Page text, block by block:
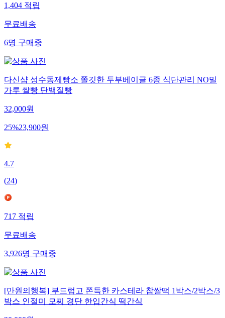
1,404적립
무료배송
6명구매중
다신샵 성수동제빵소 쫄깃한 두부베이글 6종 식단관리 NO밀
가루 쌀빵 단백질빵
32,000원
25%23,900원
4.7
(24)
717적립
무료배송
3,926명구매중
[만원의행복] 부드럽고 쫀득한 카스테라 찹쌀떡 1박스/2박스/3
박스 인절미 모찌 경단 한입간식 떡간식